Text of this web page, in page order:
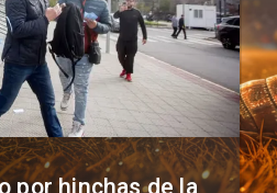
con Colo